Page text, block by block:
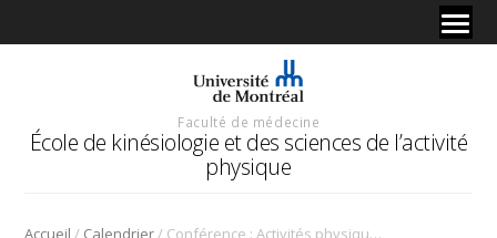
Faculté de médecine
École de kinésiologie et des sciences de l’activité
physique
Accueil / Calendrier/ Conférence : Activités physiques et sportives dans un climat en changement : quels défis pour les kinésiologues?